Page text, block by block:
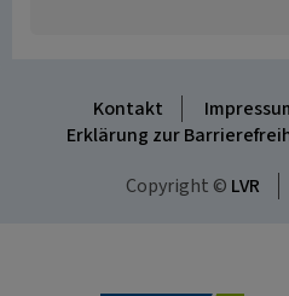
Kontakt
Erklärung zur
Copyright © LVR